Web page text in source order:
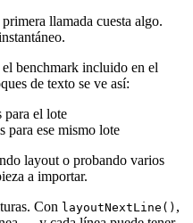
llamada cuesta algo.
benchmark incluido en el
de texto se ve así:
para el lote
para ese mismo lote
layout o probando varios
a importar.
Con layoutNextLine() ,